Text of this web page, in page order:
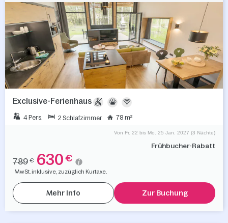
Exclusive-Ferienhaus
4 Pers. 2 Schlafzimmer 78 m²
Frühbucher-Rabatt
Von Fr. 22 bis Mo. 25 Jan. 2027 (3 Nächte)
789 € 630 €
MwSt. inklusive, zuzüglich Kurtaxe.
Mehr Info Zur Buchung